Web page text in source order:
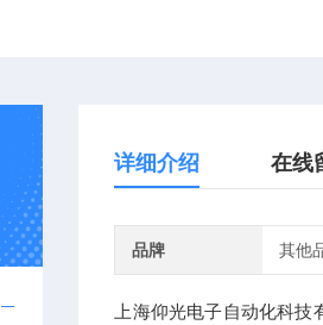
详细介绍 在线
品牌 其他
上海仰光电子自动化科